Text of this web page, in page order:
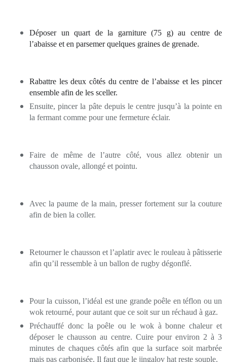
Déposer un quart de la garniture (75 g) au centre de
l’abaisse et en parsemer quelques graines de grenade.
Rabattre les deux côtés du centre de l’abaisse et les pincer
ensemble afin de les sceller.
Ensuite, pincer la pâte depuis le centre jusqu’à la pointe en
la fermant comme pour une fermeture éclair.
Faire de même de l’autre côté, vous allez obtenir un
chausson ovale, allongé et pointu.
Avec la paume de la main, presser fortement sur la couture
afin de bien la coller.
Retourner le chausson et l’aplatir avec le rouleau à pâtisserie
afin qu’il ressemble à un ballon de rugby dégonflé.
Pour la cuisson, l’idéal est une grande poêle en téflon ou un
wok retourné, pour autant que ce soit sur un réchaud à gaz.
Préchauffé donc la poêle ou le wok à bonne chaleur et
déposer le chausson au centre. Cuire pour environ 2 à 3
minutes de chaques côtés afin que la surface soit marbrée
mais pas carbonisée. Il faut que le jingalov hat reste souple.